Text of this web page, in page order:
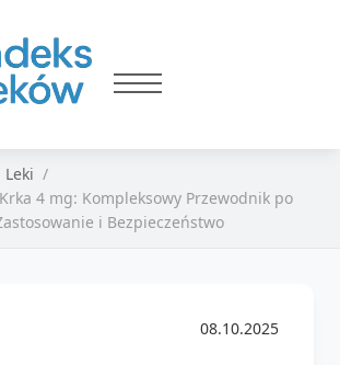
Leki
4 mg: Kompleksowy Przewodnik po
i Bezpieczeństwo
08.10.2025